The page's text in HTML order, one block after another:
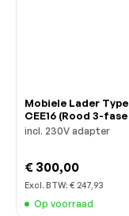
Mobiele Lader
CEE16 (Rood 3-fase
incl. 230V adapter
€ 300,00
Excl. BTW: € 247,93
Op voorraad